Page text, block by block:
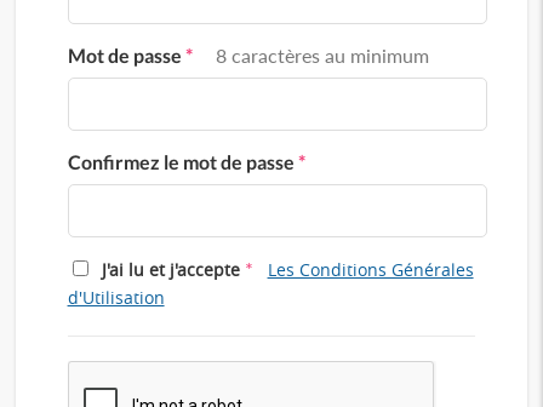
Mot de passe * 8 caractères au minimum
Confirmez le mot de passe *
J'ai lu et j'accepte *
Les Conditions Générales
d'Utilisation